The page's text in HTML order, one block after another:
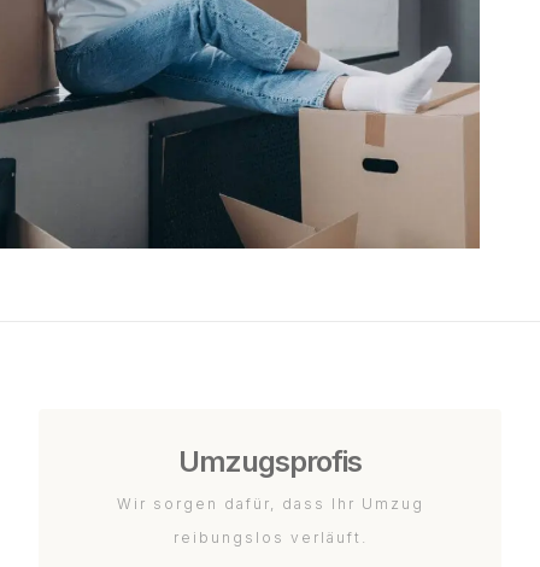
Umzugsprofis
Wir sorgen dafür, dass Ihr Umzug
reibungslos verläuft.